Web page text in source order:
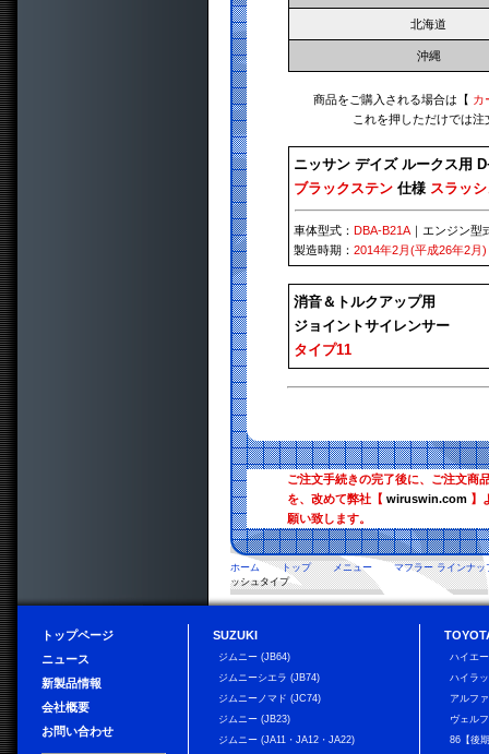
北海道
沖縄
商品をご購入される場合は【 カ
これを押しただけでは
ニッサン デイズ ルークス用
ブラックステン 仕様 スラッ
車体型式：DBA-B21A ｜エンジン型
製造時期：2014年2月(平成26年2月)
消音＆トルクアップ用
ジョイントサイレンサー
タイプ11
ご注文手続きの完了後に、ご注文商
を、改めて弊社【wiruswin.com 】
願い致します。
ホーム トップ メニュー
マフラー ラインナッ
ッシュタイプ
トップページ
ニュース
新製品情報
会社概要
お問い合わせ
SUZUKI
ジムニー (JB64)
ジムニーシエラ (JB74)
ジムニーノマド (JC74)
ジムニー (JB23)
ジムニー (JA11・JA12・JA22)
ハイエ
ハイラ
アルフ
ヴェル
86【後